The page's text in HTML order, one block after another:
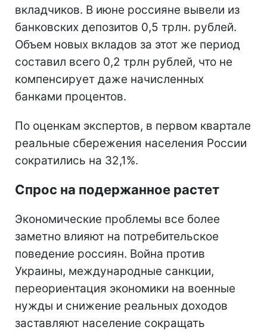
вкладчиков. В июне россияне вывели из
банковских депозитов 0,5 трлн. рублей.
Объем новых вкладов за этот же период
составил всего 0,2 трлн рублей, что не
компенсирует даже начисленных
банками процентов.
По оценкам экспертов, в первом квартале
реальные сбережения населения России
сократились на 32,1%.
Спрос на подержанное растет
Экономические проблемы все более
заметно влияют на потребительское
поведение россиян. Война против
Украины, международные санкции,
переориентация экономики на военные
нужды и снижение реальных доходов
заставляют население сокращать